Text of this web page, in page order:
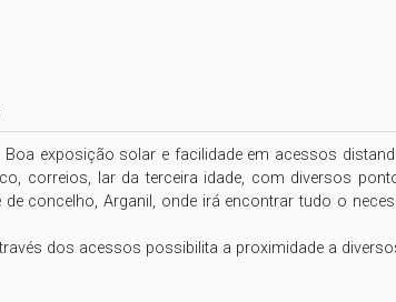
exposição solar e facilidade em acessos
correios, lar da terceira idade, com diversos
concelho, Arganil, onde irá encontrar tudo o
dos acessos possibilita a proximidade a